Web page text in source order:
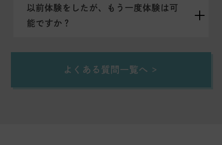
以前体験をしたが、もう一度体験は可
能ですか？
よくある質問一覧へ